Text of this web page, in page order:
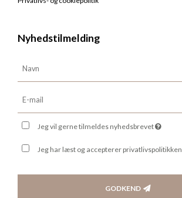
Nyhedstilmelding
Jeg vil gerne tilmeldes nyhedsbrevet
Jeg har læst og accepterer privatlivspolitikken.
GODKEND